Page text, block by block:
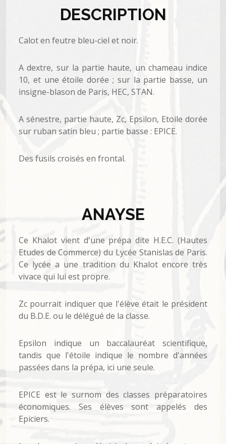
DESCRIPTION
Calot en feutre bleu-ciel et noir.
A dextre, sur la partie haute, un chameau indice
10, et une étoile dorée ; sur la partie basse, un
insigne-blason de Paris, HEC, STAN.
A sénestre, partie haute, Zc, Epsilon, Etoile dorée
sur ruban satin bleu ; partie basse : EPICE.
Des fusils croisés en frontal.
ANAYSE
Ce Khalot vient d'une prépa dite H.E.C. (Hautes
Etudes de Commerce) du Lycée Stanislas de Paris.
Ce lycée a une tradition du Khalot encore très
vivace qui lui est propre.
Zc pourrait indiquer que l'élève était le président
du B.D.E. ou le délégué de la classe.
Epsilon indique un baccalauréat scientifique,
tandis que l'étoile indique le nombre d'années
passées dans la prépa, ici une seule.
EPICE est le surnom des classes préparatoires
économiques. Ses élèves sont appelés des
Epiciers.